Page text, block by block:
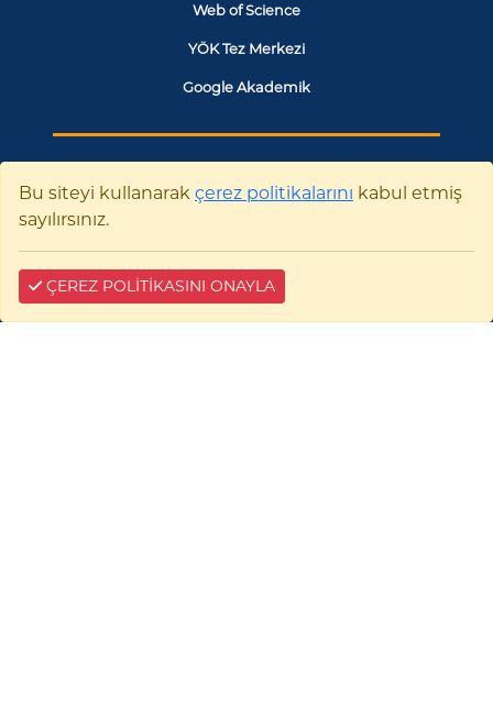
Web of Science
YÖK Tez Merkezi
Google Akademik
0228 214 11 11
Bu siteyi kullanarak çerez politikalarını kabul etmiş
sayılırsınız.
ÇEREZ POLİTİKASINI ONAYLA